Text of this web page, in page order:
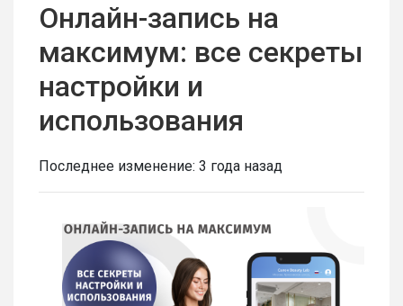
Онлайн-запись на
максимум: все секреты
настройки и
использования
Последнее изменение: 3 года назад